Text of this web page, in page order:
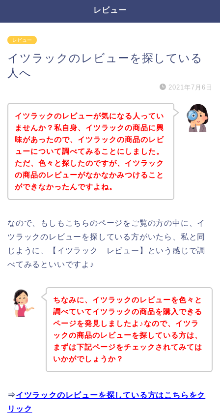
レビュー
レビュー
イツラックのレビューを探している
人へ
2021年7月6日
イツラックのレビューが気になる人ってい
ませんか？私自身、イツラックの商品に興
味があったので、イツラックの商品のレビ
ューについて調べてみることにしました。
ただ、色々と探したのですが、イツラック
の商品のレビューがなかなかみつけること
ができなかったんですよね。
なので、もしもこちらのページをご覧の方の中に、イ
ツラックのレビューを探している方がいたら、私と同
じように、【イツラック レビュー】という感じで調
べてみるといいですよ♪
ちなみに、イツラックのレビューを色々と
調べていてイツラックの商品を購入できる
ページを発見しましたよ♪なので、イツラ
ックの商品のレビューを探している方は、
まずは下記ページをチェックされてみては
いかがでしょうか？
⇒イツラックのレビューを探している方はこちらをク
リック